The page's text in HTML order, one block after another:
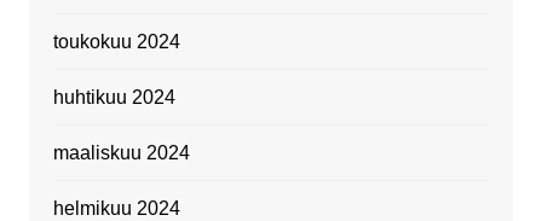
toukokuu 2024
huhtikuu 2024
maaliskuu 2024
helmikuu 2024